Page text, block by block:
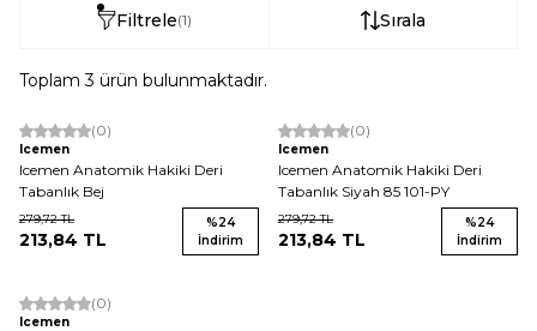
Filtrele(1) Sırala
Toplam3 ürün bulunmaktadır.
(0)
Icemen
Icemen Anatomik Hakiki Deri
Tabanlık Bej
279,72TL
213,84 TL
%24
İndirim
(0)
Icemen
Icemen Anatomik Hakiki Deri
Tabanlık Siyah 85 101-PY
279,72TL
213,84 TL
%24
İndirim
(0)
Icemen